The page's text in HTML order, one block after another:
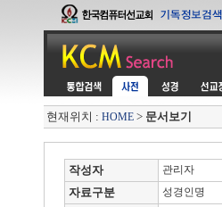
현재위치 : HOME > 문서보기
작성자 관리자
자료구분
성경인명